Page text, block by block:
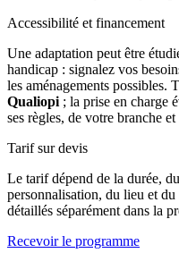
Accessibilité et financement
Une adaptation peut être
handicap : signalez vos
les aménagements possibles.
Qualiopi; la prise en charge
ses règles, de votre branche
Tarif sur devis
Le tarif dépend de la durée,
personnalisation, du lieu et
détaillés séparément dans la
Recevoir le programme